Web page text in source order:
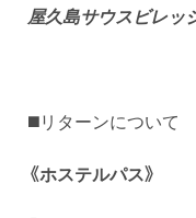
屋久島サウスビレッ
◼️リターンについて
《ホステルパス》